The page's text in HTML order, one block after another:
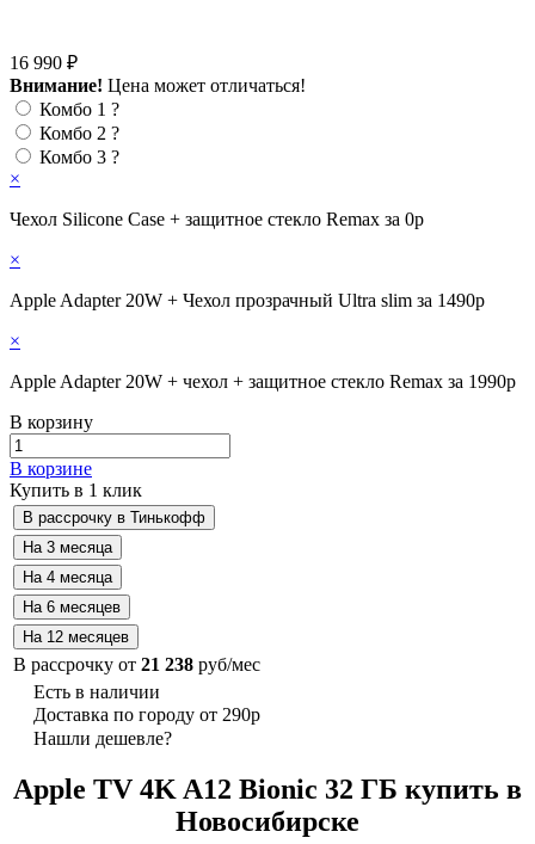
16 990 ₽
Внимание! Цена может отличаться!
Комбо 1 ?
Комбо 2 ?
Комбо 3 ?
×
Чехол Silicone Case + защитное стекло Remax за 0р
×
Apple Adapter 20W + Чехол прозрачный Ultra slim за 1490р
×
Apple Adapter 20W + чехол + защитное стекло Remax за 1990р
В корзину
В корзине
Купить в 1 клик
В рассрочку от 21 238 руб/мес
Есть в наличии
Доставка по городу от 290р
Нашли дешевле?
Apple TV 4K A12 Bionic 32 ГБ купить в
Новосибирске